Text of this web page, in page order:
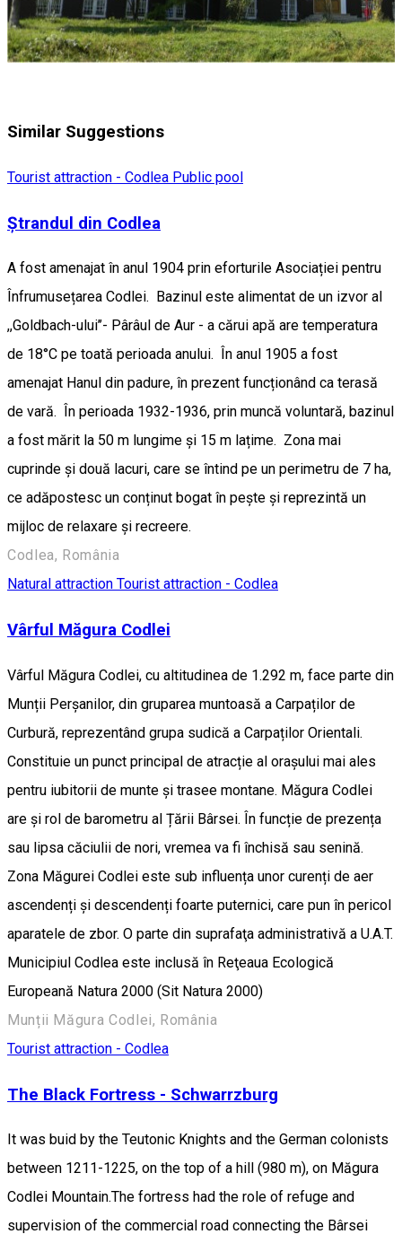
Similar Suggestions
Tourist attraction - Codlea Public pool
Ștrandul din Codlea
A fost amenajat în anul 1904 prin eforturile Asociației pentru
Înfrumusețarea Codlei. Bazinul este alimentat de un izvor al
,,Goldbach-ului’’- Pârâul de Aur - a cărui apă are temperatura
de 18°C pe toată perioada anului. În anul 1905 a fost
amenajat Hanul din padure, în prezent funcționând ca terasă
de vară. În perioada 1932-1936, prin muncă voluntară, bazinul
a fost mărit la 50 m lungime și 15 m lațime. Zona mai
cuprinde și două lacuri, care se întind pe un perimetru de 7 ha,
ce adăpostesc un conținut bogat în pește și reprezintă un
mijloc de relaxare și recreere.
Codlea, România
Natural attraction Tourist attraction - Codlea
Vârful Măgura Codlei
Vârful Măgura Codlei, cu altitudinea de 1.292 m, face parte din
Munții Perșanilor, din gruparea muntoasă a Carpaților de
Curbură, reprezentând grupa sudică a Carpaților Orientali.
Constituie un punct principal de atracție al orașului mai ales
pentru iubitorii de munte și trasee montane. Măgura Codlei
are și rol de barometru al Țării Bârsei. În funcție de prezența
sau lipsa căciulii de nori, vremea va fi închisă sau senină.
Zona Măgurei Codlei este sub influența unor curenți de aer
ascendenți și descendenți foarte puternici, care pun în pericol
aparatele de zbor. O parte din suprafaţa administrativă a U.A.T.
Municipiul Codlea este inclusă în Reţeaua Ecologică
Europeană Natura 2000 (Sit Natura 2000)
Munții Măgura Codlei, România
Tourist attraction - Codlea
The Black Fortress - Schwarrzburg
It was buid by the Teutonic Knights and the German colonists
between 1211-1225, on the top of a hill (980 m), on Măgura
Codlei Mountain.The fortress had the role of refuge and
supervision of the commercial road connecting the Bârsei